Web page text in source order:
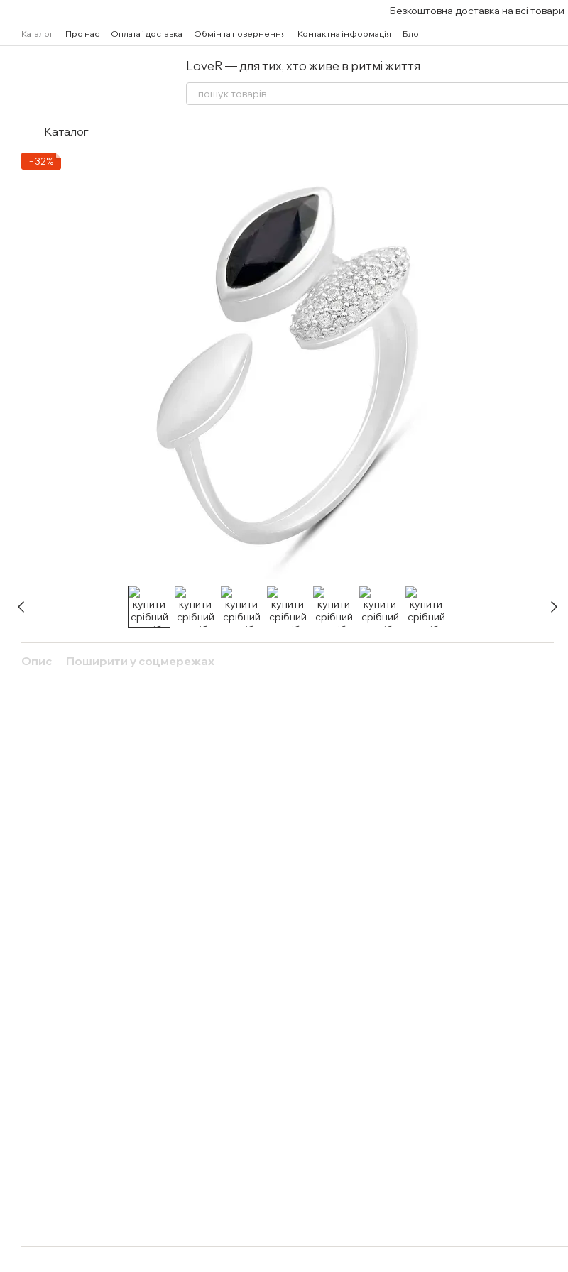
Безкоштовна доставка на всі товари
Каталог Про нас Оплата і доставка Обмін та повернення Контактна інформація Блог
LoveR — для тих, хто живе в ритмі життя
Каталог
−32%
Опис Поширити у соцмережах